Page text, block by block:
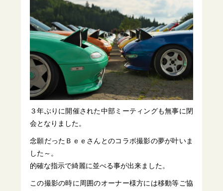
３年ぶりに開催された中部ミーティングも無事に閉
会となりました。
念願だったＢｅｅさんとのコラボ撮影の夢が叶いま
した～。
的確な指示で綺麗に並べる事が出来ました。
この撮影の時に周囲のオーナー様方には移動等ご協